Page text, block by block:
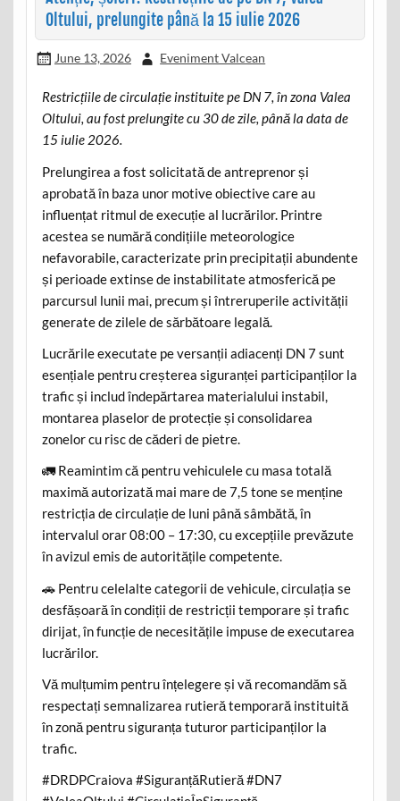
Oltului, prelungite până la 15 iulie 2026
June 13, 2026 Eveniment Valcean
Restricțiile de circulație instituite pe DN 7, în zona Valea
Oltului, au fost prelungite cu 30 de zile, până la data de
15 iulie 2026.
Prelungirea a fost solicitată de antreprenor și
aprobată în baza unor motive obiective care au
influențat ritmul de execuție al lucrărilor. Printre
acestea se numără condițiile meteorologice
nefavorabile, caracterizate prin precipitații abundente
și perioade extinse de instabilitate atmosferică pe
parcursul lunii mai, precum și întreruperile activității
generate de zilele de sărbătoare legală.
Lucrările executate pe versanții adiacenți DN 7 sunt
esențiale pentru creșterea siguranței participanților la
trafic și includ îndepărtarea materialului instabil,
montarea plaselor de protecție și consolidarea
zonelor cu risc de căderi de pietre.
🚛 Reamintim că pentru vehiculele cu masa totală
maximă autorizată mai mare de 7,5 tone se menține
restricția de circulație de luni până sâmbătă, în
intervalul orar 08:00 – 17:30, cu excepțiile prevăzute
în avizul emis de autoritățile competente.
🚗 Pentru celelalte categorii de vehicule, circulația se
desfășoară în condiții de restricții temporare și trafic
dirijat, în funcție de necesitățile impuse de executarea
lucrărilor.
Vă mulțumim pentru înțelegere și vă recomandăm să
respectați semnalizarea rutieră temporară instituită
în zonă pentru siguranța tuturor participanților la
trafic.
#DRDPCraiova #SiguranțăRutieră #DN7